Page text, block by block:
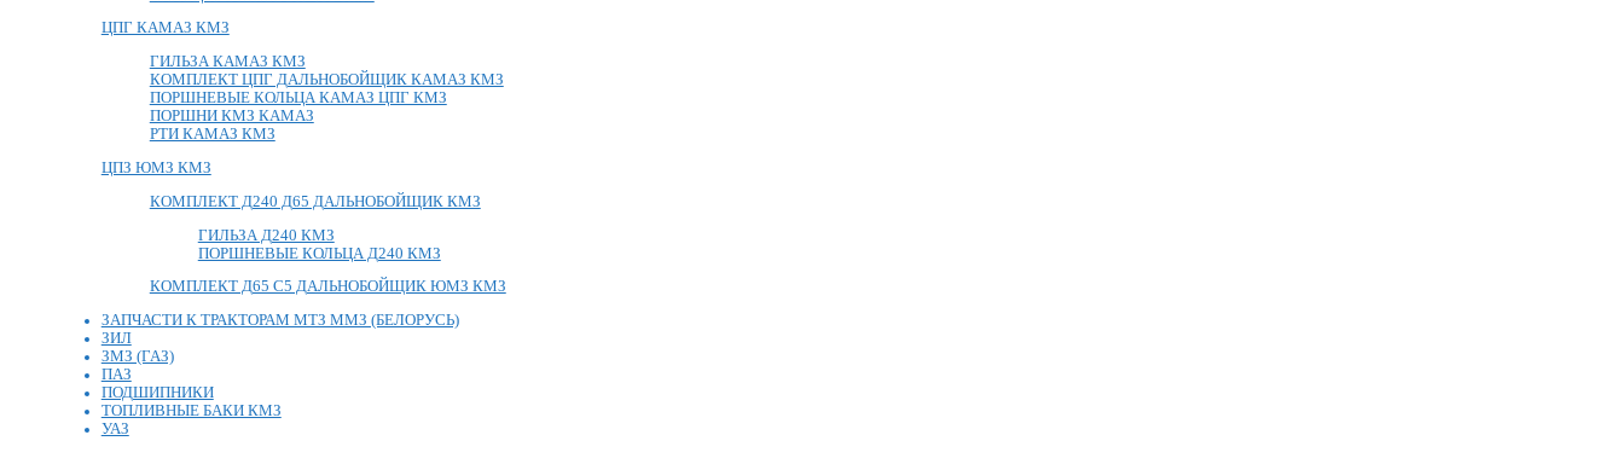
ЦПГ КАМАЗ КМЗ
ГИЛЬЗА КАМАЗ КМЗ
КОМПЛЕКТ ЦПГ ДАЛЬНОБОЙЩИК КАМАЗ КМЗ
ПОРШНЕВЫЕ КОЛЬЦА КАМАЗ ЦПГ КМЗ
ПОРШНИ КМЗ КАМАЗ
РТИ КАМАЗ КМЗ
ЦПЗ ЮМЗ КМЗ
КОМПЛЕКТ Д240 Д65 ДАЛЬНОБОЙЩИК КМЗ
ГИЛЬЗА Д240 КМЗ
ПОРШНЕВЫЕ КОЛЬЦА Д240 КМЗ
КОМПЛЕКТ Д65 С5 ДАЛЬНОБОЙЩИК ЮМЗ КМЗ
ЗАПЧАСТИ К ТРАКТОРАМ МТЗ ММЗ (БЕЛОРУСЬ)
ЗИЛ
ЗМЗ (ГАЗ)
ПАЗ
ПОДШИПНИКИ
ТОПЛИВНЫЕ БАКИ КМЗ
УАЗ